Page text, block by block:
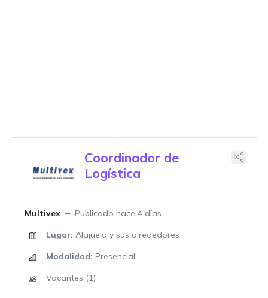
Coordinador de
Logística
Multivex
Publicado hace 4 días
Lugar: Alajuela y sus alrededores
Modalidad: Presencial
Vacantes (1)